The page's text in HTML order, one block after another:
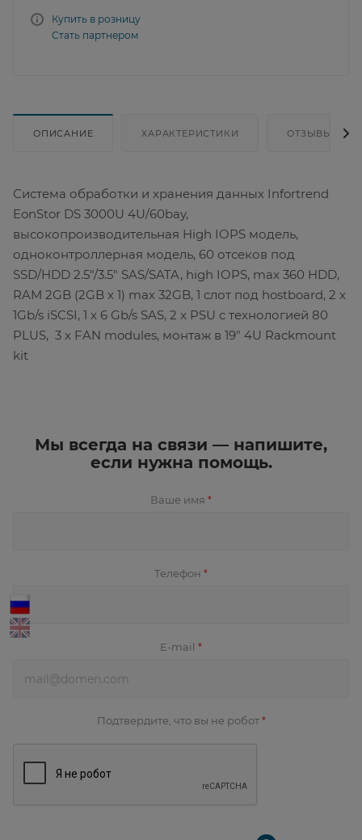
Купить в розницу
Стать партнером
ОПИСАНИЕ ХАРАКТЕРИСТИКИ ОТЗЫВЫ
Система обработки и хранения данных Infortrend
EonStor DS 3000U 4U/60bay,
высокопроизводительная High IOPS модель,
одноконтроллерная модель, 60 отсеков под
SSD/HDD 2.5"/3.5" SAS/SATA, high IOPS, max 360 HDD,
RAM 2GB (2GB x 1) max 32GB, 1 слот под hostboard, 2 x
1Gb/s iSCSI, 1 x 6 Gb/s SAS, 2 x PSU с технологией 80
PLUS, 3 x FAN modules, монтаж в 19" 4U Rackmount
kit
Мы всегда на связи — напишите,
если нужна помощь.
Ваше имя *
Телефон *
E-mail *
Подтвердите, что вы не робот *